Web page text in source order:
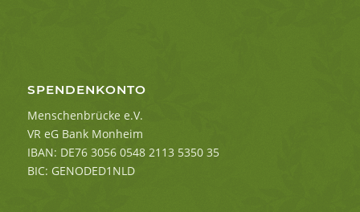
SPENDENKONTO
Menschenbrücke e.V.
VR eG Bank Monheim
IBAN: DE76 3056 0548 2113 5350 35
BIC: GENODED1NLD